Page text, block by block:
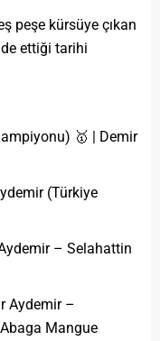
peşe kürsüye çıkan
ettiği tarihi
🥇 | Demir
(Türkiye
– Selahattin
Aydemir –
Mangue